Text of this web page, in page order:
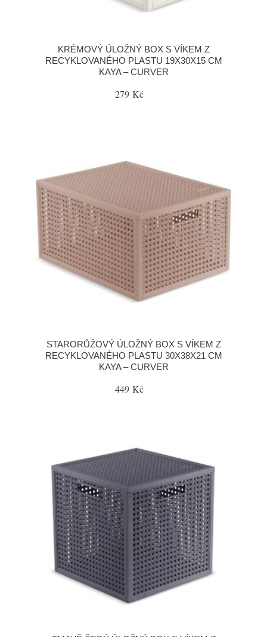
KRÉMOVÝ ÚLOŽNÝ BOX S VÍKEM Z
RECYKLOVANÉHO PLASTU 19X30X15 CM
KAYA – CURVER
279 Kč
STARORŮŽOVÝ ÚLOŽNÝ BOX S VÍKEM Z
RECYKLOVANÉHO PLASTU 30X38X21 CM
KAYA – CURVER
449 Kč